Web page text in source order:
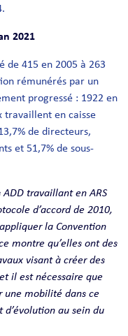
2021
de 415 en 2005 à 263
rémunérés par un
progressé : 1922 en
travaillent en caisse
de directeurs,
et 51,7% de sous-
ADD travaillant en ARS
d’accord de 2010,
la Convention
montre qu’elles ont des
visant à créer des
il est nécessaire que
une mobilité dans ce
au sein du